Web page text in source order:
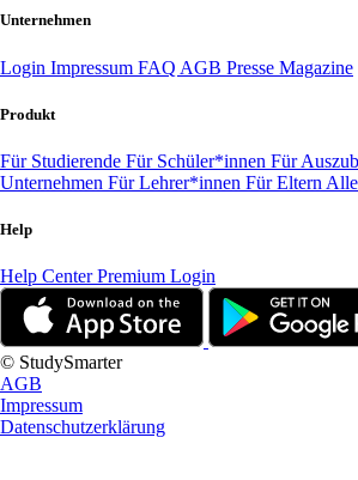
Unternehmen
Login Impressum FAQ AGB Presse Magazine
Produkt
Für Studierende Für Schüler*innen Für
Unternehmen Für Lehrer*innen Für Eltern
Help
Help CenterPremium Login
© StudySmarter
AGB
Impressum
Datenschutzerklärung